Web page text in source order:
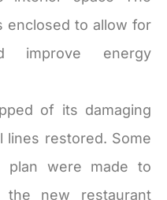
enclosed to allow for
improve energy
of its damaging
lines restored. Some
plan were made to
new restaurant